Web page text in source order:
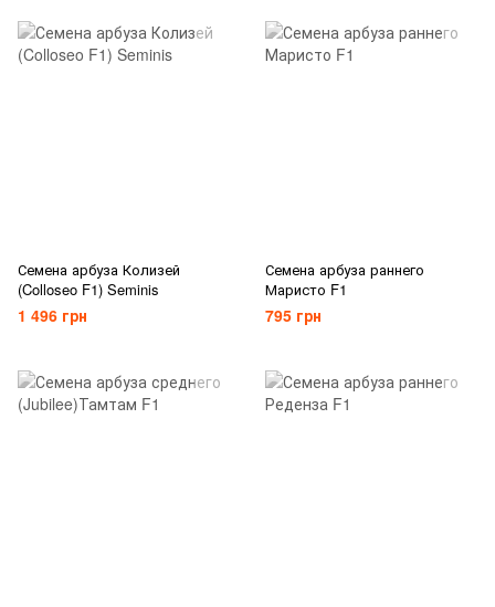
Семена арбуза Колизей
(Colloseo F1) Seminis
1 496 грн
Семена арбуза раннего
Маристо F1
795 грн